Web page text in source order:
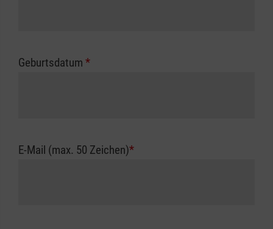
Geburtsdatum *
E-Mail (max. 50 Zeichen)*